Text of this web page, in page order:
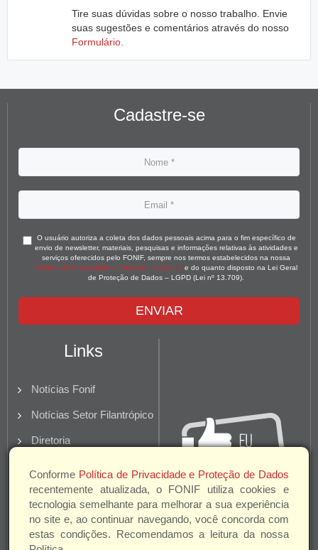
Tire suas dúvidas sobre o nosso trabalho. Envie
suas sugestões e comentários através do nosso
Formulário.
Cadastre-se
O usuário autoriza a coleta dos dados pessoais acima para o fim específico de
envio de newsletter, materiais, pesquisas e informações relativas às atividades e
serviços oferecidos pelo FONIF, sempre nos termos estabelecidos na nossa
Política de Privacidade e Proteção de Dados e do quanto disposto na Lei Geral
de Proteção de Dados – LGPD (Lei nº 13.709).
ENVIAR
Links
Notícias Fonif
Notícias Setor Filantrópico
Diretoria
Parceiros e Apoio
Conforme Política de Privacidade e Proteção de Dados
recentemente atualizada, o FONIF utiliza cookies e
tecnologia semelhante para melhorar a sua experiência
no site e, ao continuar navegando, você concorda com
estas condições. Recomendamos a leitura da nossa